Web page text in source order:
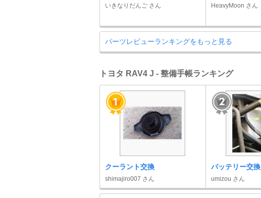
いきなりだんご さん HeavyMoon さん
パーツレビューランキングをもっと見る
トヨタ RAV4 J - 整備手帳ランキング
クーラント交換
shimajiro007 さん
バッテリー交換
umizou さん